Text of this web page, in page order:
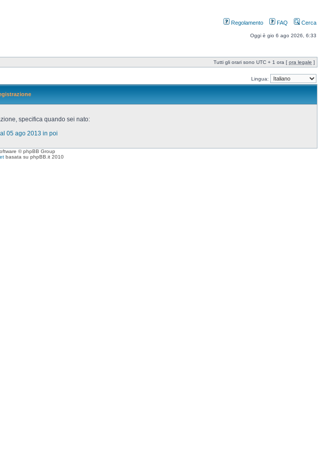
Regolamento FAQ Cerca
Oggi è gio 6 ago 2026, 6:33
Tutti gli orari sono UTC + 1 ora [ ora legale ]
Lingua:
specifica quando sei nato:
05 ago 2013 in poi
© phpBB Group
basata su phpBB.it 2010